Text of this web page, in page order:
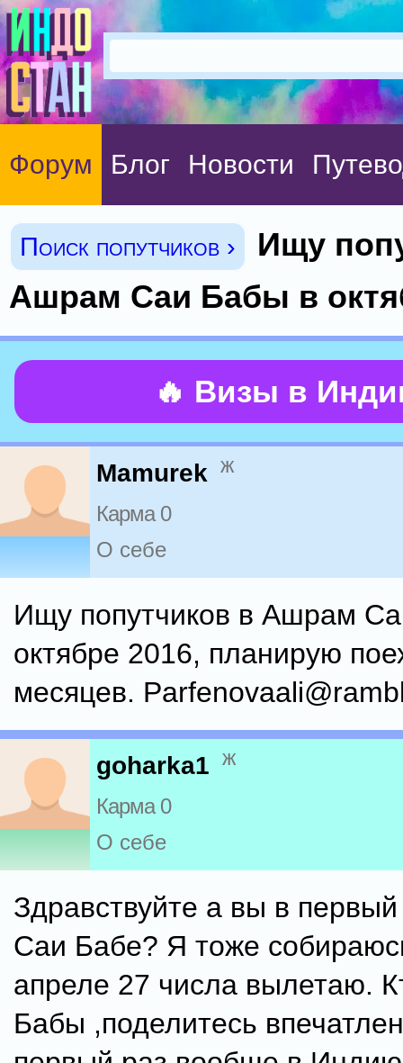
Форум Блог Новости
Поиск попутчиков ›
Ищу
Ашрам Саи Бабы в
🔥 Визы в
Mamurek ж
Карма 0
О себе
Ищу попутчиков в Ашрам
октябре 2016, планирую
месяцев.
goharka1 ж
Карма 0
О себе
Здравствуйте а вы в первый
Саи Бабе? Я тоже
апреле 27 числа вылетаю.
Бабы ,поделитесь